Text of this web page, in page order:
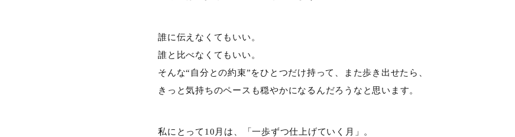
誰に伝えなくてもいい。
誰と比べなくてもいい。
そんな“自分との約束”をひとつだけ持って、また歩き出せたら、
きっと気持ちのペースも穏やかになるんだろうなと思います。
私にとって10月は、「一歩ずつ仕上げていく月」。